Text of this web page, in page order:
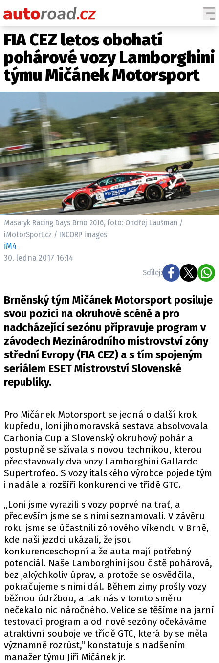
AUTA
TESTY AUT
NOVINKY
HISTORIE
ZAJÍMAVOSTI
TECHNIKA
EKONOMIKA
ČESKÝ TRH
TUNING
PROFI
ELEKTRO
TESTY ELEKTROMOBILŮ
TRH S ELEKTROMOBILY
RALLY
OSTATNÍ
TISKOVKY
ROZHOVORY
DAKAR
MOTORSPORT
PIT LANE
ČEŠI V AKCI
FIA CEZ & POHÁRY
MEZINÁRODNÍ SCÉNA
SLEDUJTE NÁS NA
Máte příběh, fotku nebo video?
Pošlete e-mail na autoroad.cz
ETICKÝ KODEX
KONTAKT
VYDAVATEL
INZERCE
OSOBNÍ ÚDAJE / COOKIES
FIA CEZ letos obohatí
pohárové vozy Lamborghini
týmu Mičánek Motorsport
Masaryk Racing Days Brno 2016, foto: Ondřej Laušman /
iMotorSport.cz / INCORP images
iM4
30. ledna 2017 16:14
Sdílej:
Brněnský tým Mičánek Motorsport posiluje
svou pozici na okruhové scéně a pro
nadcházející sezónu připravuje program v
závodech Mezinárodního mistrovství zóny
střední Evropy (FIA CEZ) a s tím spojeným
seriálem ESET Mistrovství Slovenské
republiky.
Pro Mičánek Motorsport se jedná o další krok
kupředu, loni jihomoravská sestava absolvovala
Carbonia Cup a Slovenský okruhový pohár a
postupně se sžívala s novou technikou, kterou
představovaly dva vozy Lamborghini Gallardo
Supertrofeo. S vozy italského výrobce pojede tým
i nadále a rozšíří konkurenci ve třídě GTC.
„Loni jsme vyrazili s vozy poprvé na trať, a
především jsme se s nimi seznamovali. V závěru
roku jsme se účastnili zónového víkendu v Brně,
kde naši jezdci ukázali, že jsou
konkurenceschopní a že auta mají potřebný
potenciál. Naše Lamborghini jsou čistě pohárová,
bez jakýchkoliv úprav, a protože se osvědčila,
pokračujeme s nimi dál. Během zimy prošly vozy
běžnou údržbou, a tak nás v tomto směru
nečekalo nic náročného. Velice se těšíme na jarní
testovací program a od nové sezóny očekáváme
atraktivní souboje ve třídě GTC, která by se měla
významně rozrůst,“ konstatuje s nadšením
manažer týmu Jiří Mičánek jr.